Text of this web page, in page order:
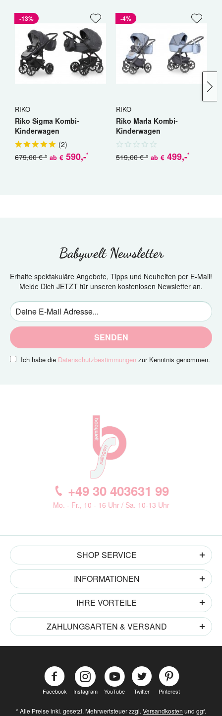
-13%
RIKO
Riko Sigma Kombi-
Kinderwagen
(2)
ab € 590,-*
679,00 € *
-4%
RIKO
Riko Marla Kombi-
Kinderwagen
ab € 499,-*
519,00 € *
Babywelt Newsletter
Erhalte spektakuläre Angebote, Tipps und Neuheiten per E-Mail!
Melde Dich JETZT für unseren kostenlosen Newsletter an.
SENDEN
Ich habe die Datenschutzbestimmungen zur Kenntnis genommen.
+49 30 403631 99
Mo. - Fr., 10 - 16 Uhr / Sa. 10-13 Uhr
SHOP SERVICE
INFORMATIONEN
IHRE VORTEILE
ZAHLUNGSARTEN & VERSAND
Facebook Instagram YouTube Twitter Pinterest
* Alle Preise inkl. gesetzl. Mehrwertsteuer zzgl. Versandkosten und ggf.